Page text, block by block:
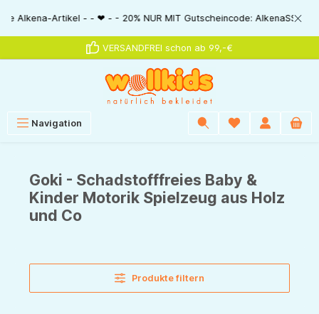
springen
Gutscheincode: AlkenaSSV - - ❤ - - Nur im Bestellablauf
VERSANDFREI schon ab 99,-€
Navigation
Goki - Schadstofffreies Baby &
Kinder Motorik Spielzeug aus Holz
und Co
Produkte filtern